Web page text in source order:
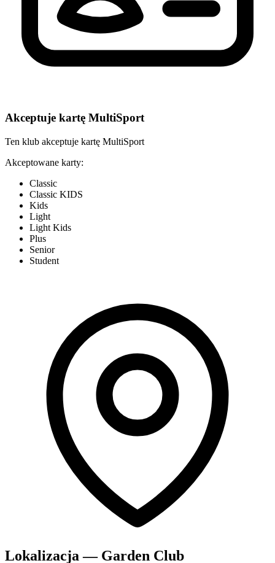
Akceptuje kartę MultiSport
Ten klub akceptuje kartę MultiSport
Akceptowane karty:
Classic
Classic KIDS
Kids
Light
Light Kids
Plus
Senior
Student
Lokalizacja — Garden Club